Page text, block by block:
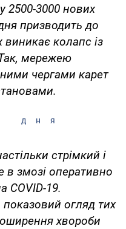
2500-3000 нових
призводить до
виникає колапс із
мережею
чергами карет
дня
стрімкий і
в змозі оперативно
COVID-19.
показовий огляд тих
хвороби